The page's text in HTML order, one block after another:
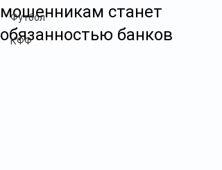
Футбол
КФФ
мошенникам станет
обязанностью банков